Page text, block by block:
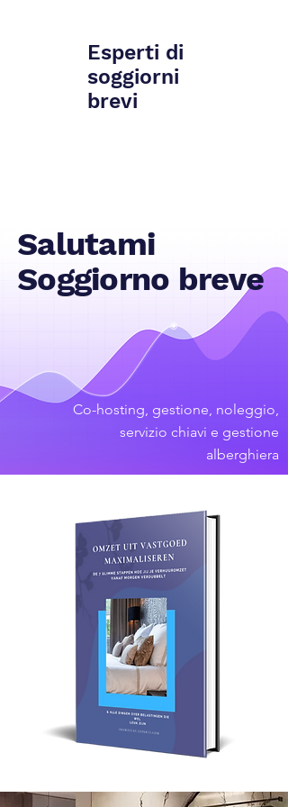
Esperti di
soggiorni
brevi
Salutami
Soggiorno breve
Co-hosting, gestione, noleggio,
servizio chiavi e gestione
alberghiera